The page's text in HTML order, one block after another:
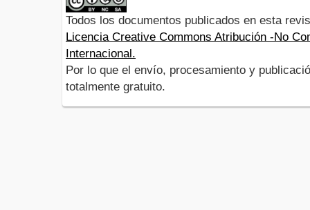
Todos los documentos publicados en esta
Licencia Creative Commons Atribución -No
Internacional.
Por lo que el envío, procesamiento y
totalmente gratuito.